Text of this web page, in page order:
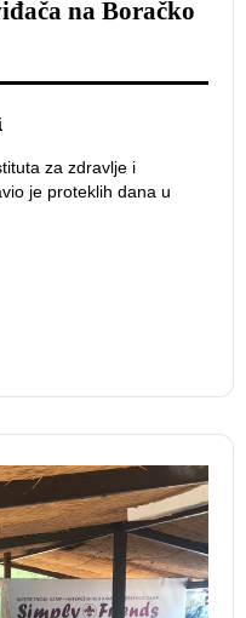
na Boračko
za zdravlje i
je proteklih dana u